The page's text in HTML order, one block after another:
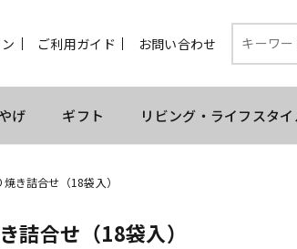
ご利用ガイド お問い合わせ
げ ギフト リビング・ライフスタ
き詰合せ（18袋入）
詰合せ（18袋入）